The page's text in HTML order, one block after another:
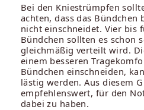
Bei den Kniestrümpfen
achten, dass das Bündchen
nicht einschneidet. Vier bis
Bündchen sollten es schon
gleichmäßig verteilt wird.
einem besseren
Bündchen einschneiden,
lästig werden. Aus diesem
empfehlenswert, für den
dabei zu haben.